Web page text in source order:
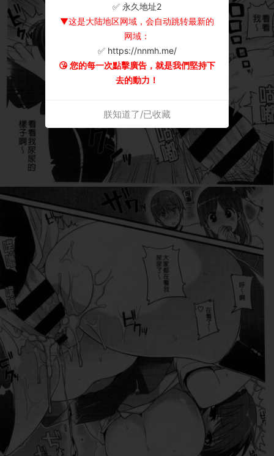
✅ 永久地址2
▼这是大陆地区网域，会自动跳转最新的
网域：
✅ https://nnmh.me/
😘 您的每一次點擊廣告，就是我們堅持下
去的動力！
朕知道了/已收藏